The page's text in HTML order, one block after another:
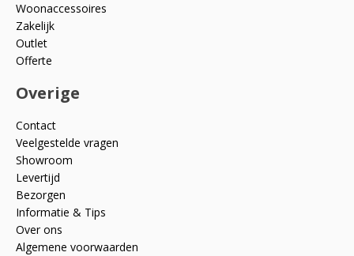
Woonaccessoires
Zakelijk
Outlet
Offerte
Overige
Contact
Veelgestelde vragen
Showroom
Levertijd
Bezorgen
Informatie & Tips
Over ons
Algemene voorwaarden